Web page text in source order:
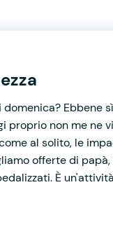
domenica?
proprio non me
al solito, le
offerte di
È